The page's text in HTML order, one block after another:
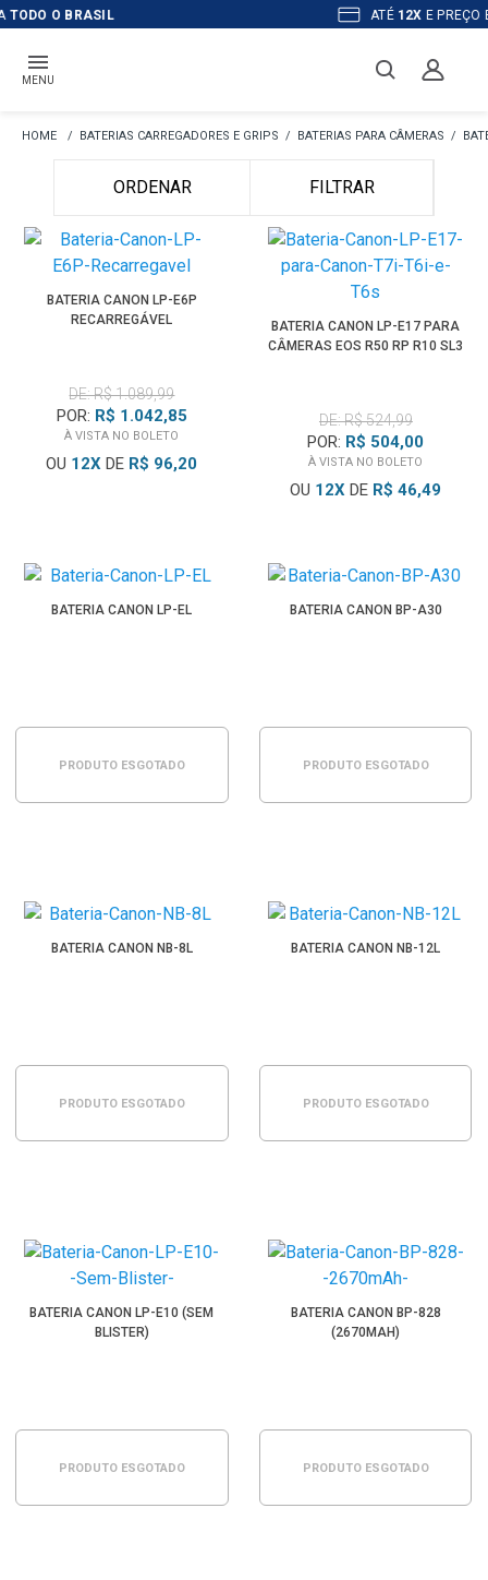
NO BOLETO
MENU
BATERIAS CARREGADORES E GRIPS BATERIAS PARA CÂMERAS
ORDENAR FILTRAR
BATERIA CANON LP-E6P
RECARREGÁVEL
DE: R$ 1.089,99
POR: R$ 1.042,85
À VISTA NO BOLETO
OU 12X DE R$ 96,20
BATERIA CANON LP-E17 PARA
CÂMERAS EOS R50 RP R10 SL3
DE: R$ 524,99
POR: R$ 504,00
À VISTA NO BOLETO
OU 12X DE R$ 46,49
BATERIA CANON LP-EL
PRODUTO ESGOTADO
BATERIA CANON BP-A30
PRODUTO ESGOTADO
BATERIA CANON NB-8L
PRODUTO ESGOTADO
BATERIA CANON NB-12L
PRODUTO ESGOTADO
BATERIA CANON LP-E10 (SEM
BLISTER)
PRODUTO ESGOTADO
BATERIA CANON BP-828
(2670MAH)
PRODUTO ESGOTADO